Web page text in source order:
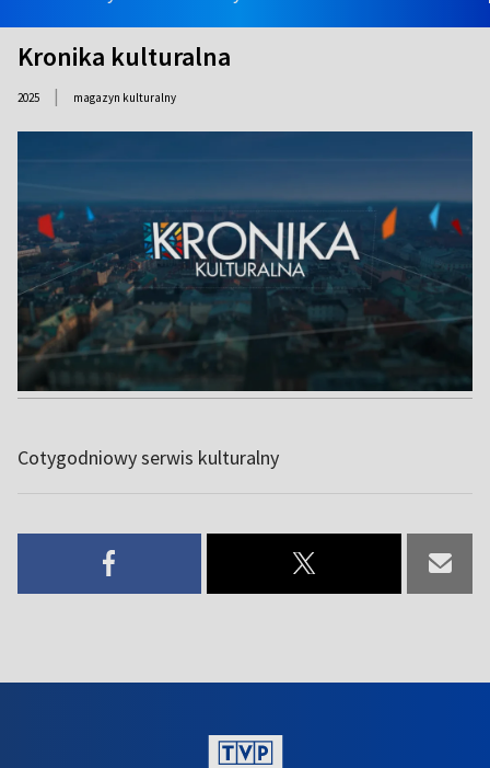
Kronika kulturalna
2025 | magazyn kulturalny
Cotygodniowy serwis kulturalny